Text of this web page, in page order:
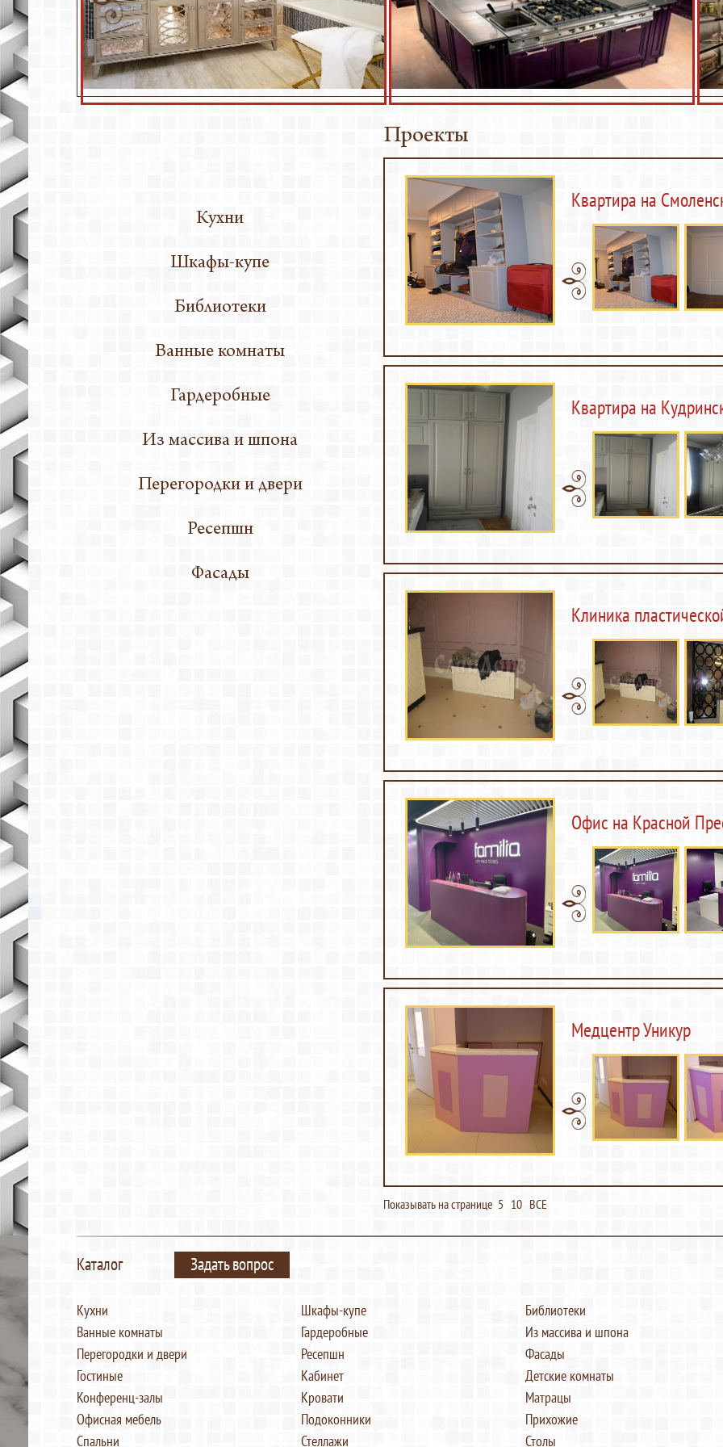
Кабинет
Детские комнаты
Конференц-залы
Кровати
Матрацы
Офисная мебель
Подоконники
Прихожие
Стулья
Торговое оборудование
Для баров и ресторанов
Кухни
Шкафы-купе
Библиотеки
Ванные комнаты
Гардеробные
Из массива и шпона
Перегородки и двери
Ресепшн
Фасады
Проекты
Квартира на
Квартира на
Клиника
Офис на Красной
Медцентр Уникур
Показывать на странице 5 10 ВСЕ
Каталог Задать вопрос
Кухни Шкафы-купе
Библиотеки
Ванные комнаты
Гардеробные
Из массива и шпона
Перегородки и двери
Ресепшн
Фасады
Гостиные
Кабинет
Детские комнаты
Конференц-залы
Кровати
Матрацы
Офисная мебель
Подоконники
Прихожие
Спальни
Стеллажи Столы